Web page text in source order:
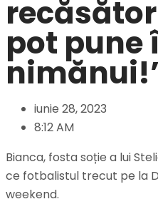
pot
iunie 28, 2023
8:12 AM
Bianca, fosta soție a lui
ce fotbalistul trecut pe la
weekend.